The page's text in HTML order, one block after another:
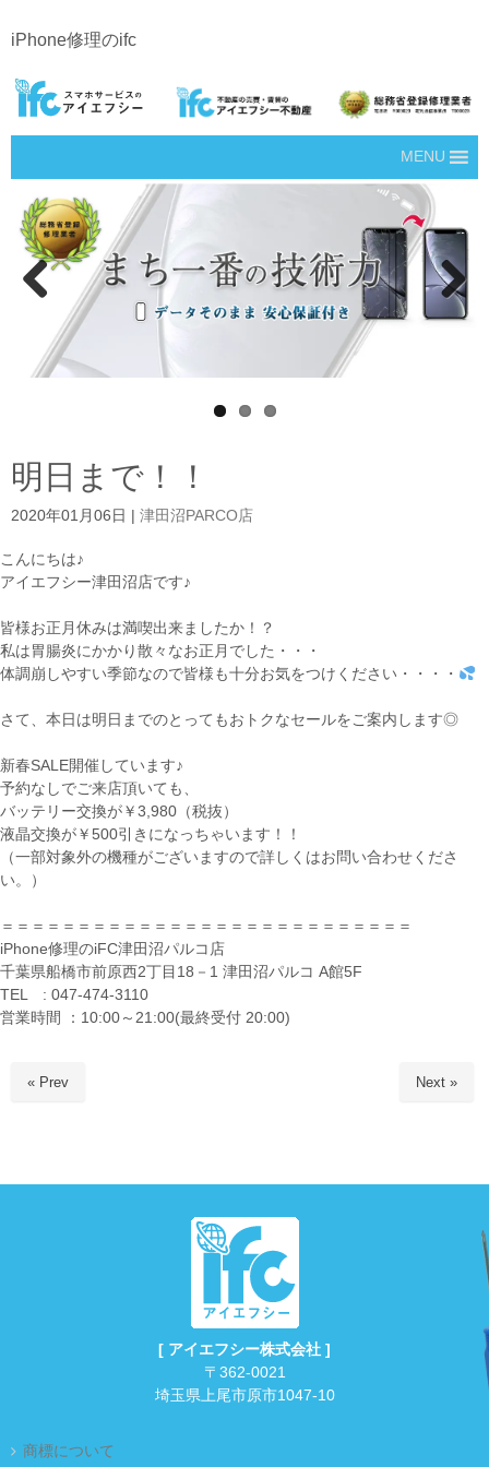
iPhone修理のifc
MENU
Next
明日まで！！
2020年01月06日 津田沼PARCO店
こんにちは♪
アイエフシー津田沼店です♪
皆様お正月休みは満喫出来ましたか！？
私は胃腸炎にかかり散々なお正月でした・・・
体調崩しやすい季節なので皆様も十分お気をつけください・・・・
さて、本日は明日までのとってもおトクなセールをご案内します◎
新春SALE開催しています♪
予約なしでご来店頂いても、
バッテリー交換が￥3,980（税抜）
液晶交換が￥500引きになっちゃいます！！
（一部対象外の機種がございますので詳しくはお問い合わせくださ
い。）
＝＝＝＝＝＝＝＝＝＝＝＝＝＝＝＝＝＝＝＝＝＝＝＝＝＝＝
iPhone修理のiFC津田沼パルコ店
千葉県船橋市前原西2丁目18－1 津田沼パルコ A館5F
TEL : 047-474-3110
営業時間 ：10:00～21:00(最終受付 20:00)
« Prev Next »
[ アイエフシー株式会社 ]
〒362-0021
埼玉県上尾市原市1047-10
商標について